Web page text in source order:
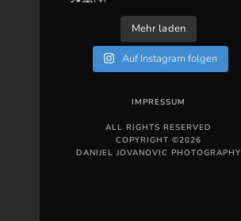
Mehr laden
Auf Instagram folgen
IMPRESSUM
ALL RIGHTS RESERVED
COPYRIGHT ©2026
DANIJEL JOVANOVIC PHOTOGRAPHY